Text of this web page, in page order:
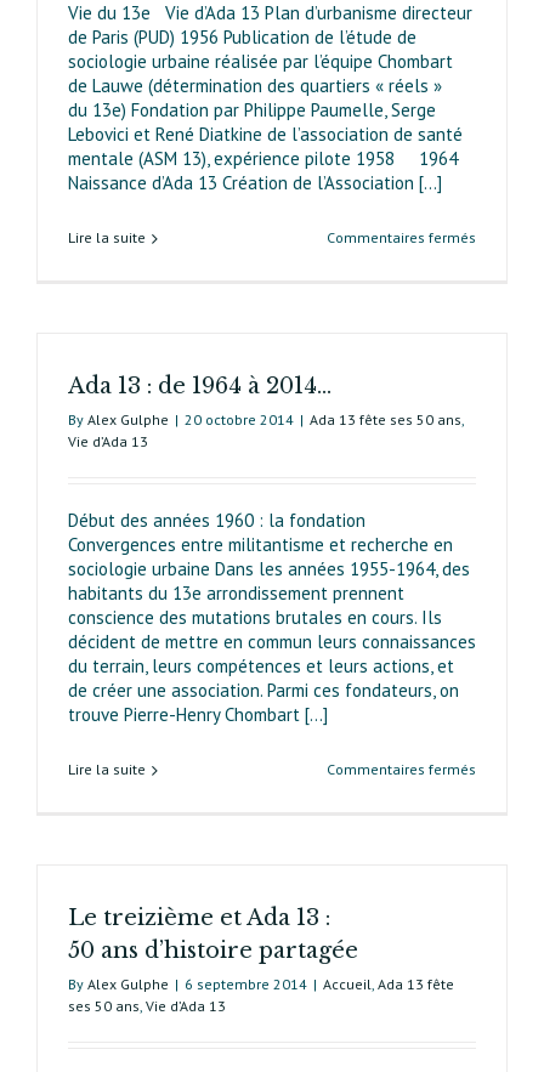
Vie du 13e Vie d’Ada 13 Plan d’urbanisme directeur
de Paris (PUD) 1956 Publication de l’étude de
sociologie urbaine réalisée par l’équipe Chombart
de Lauwe (détermination des quartiers « réels »
du 13e) Fondation par Philippe Paumelle, Serge
Lebovici et René Diatkine de l’association de santé
mentale (ASM 13), expérience pilote 1958 1964
Naissance d’Ada 13 Création de l’Association [...]
Lire la suite Commentaires fermés
Ada 13 : de 1964 à 2014…
By Alex Gulphe | 20 octobre 2014 | Ada 13 fête ses 50 ans,
Vie d’Ada 13
Début des années 1960 : la fondation
Convergences entre militantisme et recherche en
sociologie urbaine Dans les années 1955-1964, des
habitants du 13e arrondissement prennent
conscience des mutations brutales en cours. Ils
décident de mettre en commun leurs connaissances
du terrain, leurs compétences et leurs actions, et
de créer une association. Parmi ces fondateurs, on
trouve Pierre-Henry Chombart [...]
Lire la suite Commentaires fermés
Le treizième et Ada 13 :
50 ans d’histoire partagée
By Alex Gulphe | 6 septembre 2014 | Accueil, Ada 13 fête
ses 50 ans, Vie d’Ada 13